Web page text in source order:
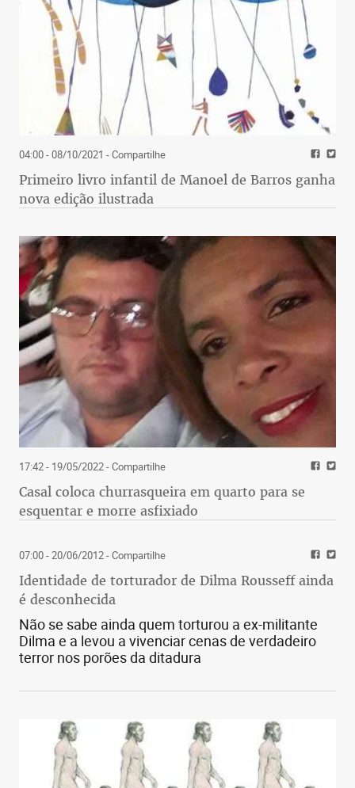
04:00 - 08/10/2021 - Compartilhe
Primeiro livro infantil de Manoel de Barros ganha
nova edição ilustrada
17:42 - 19/05/2022- Compartilhe
Casal coloca churrasqueira em quarto para se
esquentar e morre asfixiado
07:00 - 20/06/2012- Compartilhe
Identidade de torturador de Dilma Rousseff ainda
é desconhecida
Não se sabe ainda quem torturou a ex-militante
Dilma e a levou a vivenciar cenas de verdadeiro
terror nos porões da ditadura